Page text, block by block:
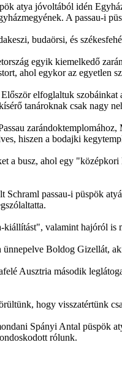
atya jóvoltából idén
A passau-i
budaörsi, és
egyik kiemelkedő
ahol egykor az egyetlen
elfoglaltuk
tanároknak csak nagy
hiszen a bodajki
a busz, ahol egy
passau-i püspök
valamint hajóról is
ünnepelve Boldog Gizellát,
Ausztria második
hogy visszatértünk
Spányi Antal püspök
rólunk.